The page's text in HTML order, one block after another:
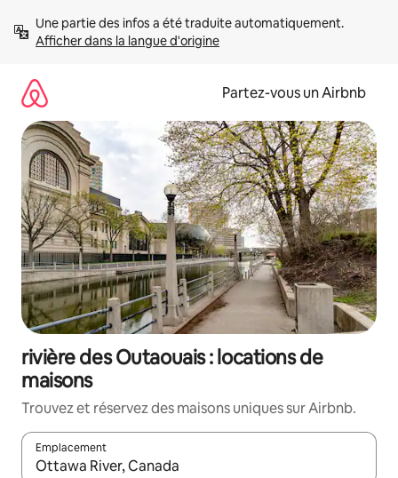
directement
Afficher dans la langue d'origine
Partez-vous un Airbnb
rivière des Outaouais : locations de
maisons
Trouvez et réservez des maisons uniques sur Airbnb.
Emplacement
Quand les résultats sont affichés, parcourez-les en utilisant